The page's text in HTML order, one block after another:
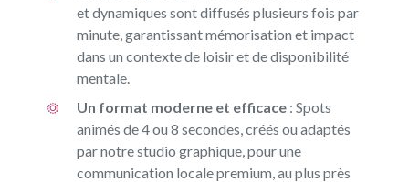
et dynamiques sont diffusés plusieurs fois par
minute, garantissant mémorisation et impact
dans un contexte de loisir et de disponibilité
mentale.
Un format moderne et efficace: Spots
animés de 4 ou 8 secondes, créés ou adaptés
par notre studio graphique, pour une
communication locale premium, au plus près